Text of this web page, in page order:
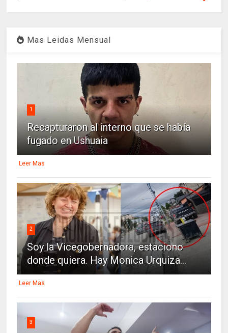
Mas Leidas Mensual
1
Recapturaron al interno que se había
fugado en Ushuaia
Leer Mas
2
Soy la Vicegobernadora, estaciono
donde quiera. Hay Monica Urquiza...
Leer Mas
3